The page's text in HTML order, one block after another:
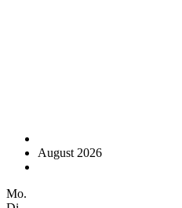
August 2026
Mo.